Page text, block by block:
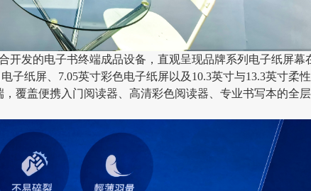
开发的电子书终端成品设备，直观呈现品牌系列电子纸屏幕
子纸屏、7.05英寸彩色电子纸屏以及10.3英寸与13.3英寸柔
覆盖便携入门阅读器、高清彩色阅读器、专业书写本的全